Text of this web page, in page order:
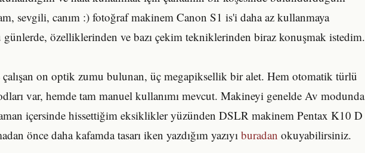
sevgili, canım :) fotoğraf makinem Canon S1 is'i daha az kullanmaya
günlerde, özelliklerinden ve bazı çekim tekniklerinden biraz konuşmak istedim.
on optik zumu bulunan, üç megapiksellik bir alet. Hem otomatik türlü
var, hemde tam manuel kullanımı mevcut. Makineyi genelde Av modunda
içersinde hissettiğim eksiklikler yüzünden DSLR makinem Pentax K10 D
önce daha kafamda tasarı iken yazdığım yazıyı buradan okuyabilirsiniz.